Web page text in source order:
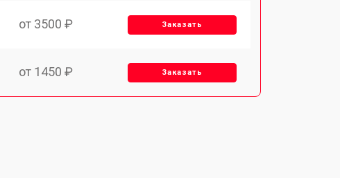
от 3500 ₽ Заказать
от 1450 ₽ Заказать